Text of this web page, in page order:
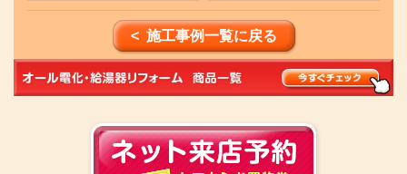
< 施工事例一覧に戻る